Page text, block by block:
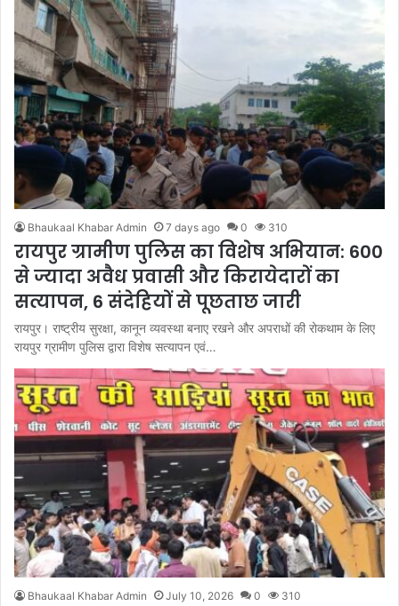
Bhaukaal Khabar Admin 7 days ago 0 310
रायपुर ग्रामीण पुलिस का विशेष अभियान: 600
से ज्यादा अवैध प्रवासी और किरायेदारों का
सत्यापन, 6 संदेहियों से पूछताछ जारी
रायपुर। राष्ट्रीय सुरक्षा, कानून व्यवस्था बनाए रखने और अपराधों की रोकथाम के लिए
रायपुर ग्रामीण पुलिस द्वारा विशेष सत्यापन एवं…
Bhaukaal Khabar Admin July 10, 2026 0 310